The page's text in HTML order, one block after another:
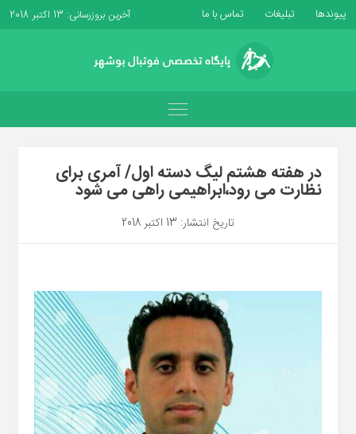
پیوندها تبلیغات تماس با ما آخرین بروزرسانی: 13 اکتبر 2018
در هفته هشتم لیگ دسته اول/ آمری برای
نظارت می رود،ابراهیمی راهی می شود
تاریخ انتشار: 13 اکتبر 2018